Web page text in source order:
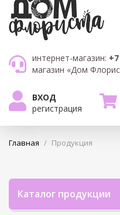
интернет-магазин:
магазин «Дом
ВХОД
регистрация
Главная / Продукция
Каталог продукции